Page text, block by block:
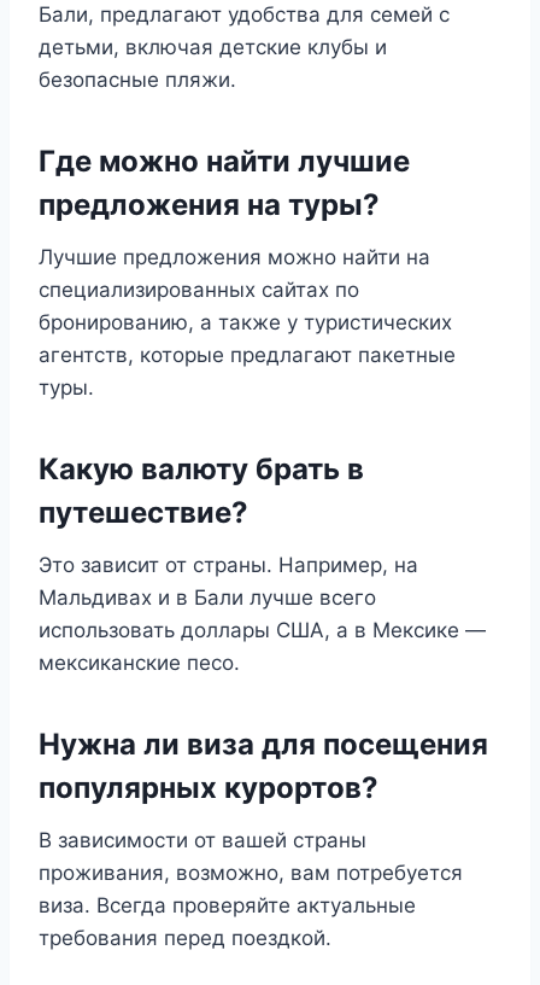
Бали, предлагают удобства для семей с
детьми, включая детские клубы и
безопасные пляжи.
Где можно найти лучшие
предложения на туры?
Лучшие предложения можно найти на
специализированных сайтах по
бронированию, а также у туристических
агентств, которые предлагают пакетные
туры.
Какую валюту брать в
путешествие?
Это зависит от страны. Например, на
Мальдивах и в Бали лучше всего
использовать доллары США, а в Мексике —
мексиканские песо.
Нужна ли виза для посещения
популярных курортов?
В зависимости от вашей страны
проживания, возможно, вам потребуется
виза. Всегда проверяйте актуальные
требования перед поездкой.